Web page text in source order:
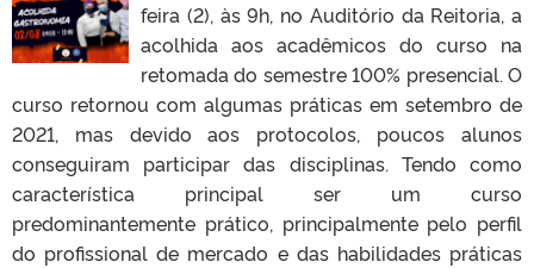
feira (2), às 9h, no Auditório da Reitoria, a
acolhida aos acadêmicos do curso na
retomada do semestre 100% presencial. O
curso retornou com algumas práticas em setembro de
2021, mas devido aos protocolos, poucos alunos
conseguiram participar das disciplinas. Tendo como
característica principal ser um curso
predominantemente prático, principalmente pelo perfil
do profissional de mercado e das habilidades práticas